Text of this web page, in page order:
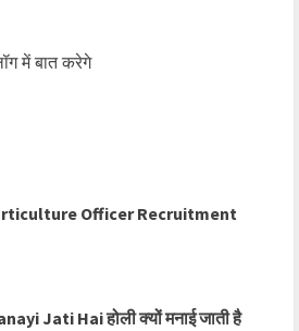
में बात करेगे
Officer Recruitment
Jati Hai होली क्यों मनाई जाती है